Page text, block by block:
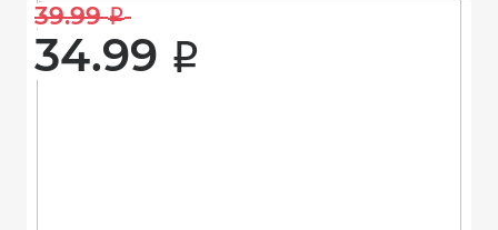
39.99 i
34.99 i